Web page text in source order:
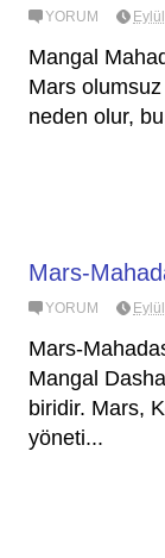
YORUM
Mangal
Mars
neden olur,
Mars-
YORUM
Mars-
Mangal
biridir. Mars,
yöneti...